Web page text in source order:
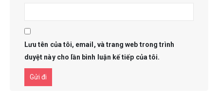
Lưu tên của tôi, email, và trang web trong trình
duyệt này cho lần bình luận kế tiếp của tôi.